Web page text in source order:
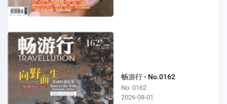
畅游行 - No.0162
No. 0162
2026-08-01